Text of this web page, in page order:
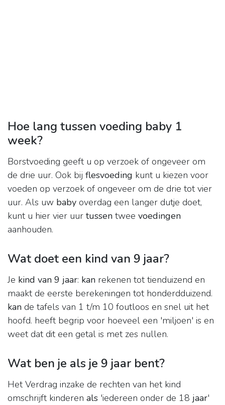
Hoe lang tussen voeding baby 1
week?
Borstvoeding geeft u op verzoek of ongeveer om
de drie uur. Ook bij flesvoeding kunt u kiezen voor
voeden op verzoek of ongeveer om de drie tot vier
uur. Als uw baby overdag een langer dutje doet,
kunt u hier vier uur tussen twee voedingen
aanhouden.
Wat doet een kind van 9 jaar?
Je kind van 9 jaar: kan rekenen tot tienduizend en
maakt de eerste berekeningen tot honderdduizend.
kan de tafels van 1 t/m 10 foutloos en snel uit het
hoofd. heeft begrip voor hoeveel een 'miljoen' is en
weet dat dit een getal is met zes nullen.
Wat ben je als je 9 jaar bent?
Het Verdrag inzake de rechten van het kind
omschrijft kinderen als 'iedereen onder de 18 jaar'